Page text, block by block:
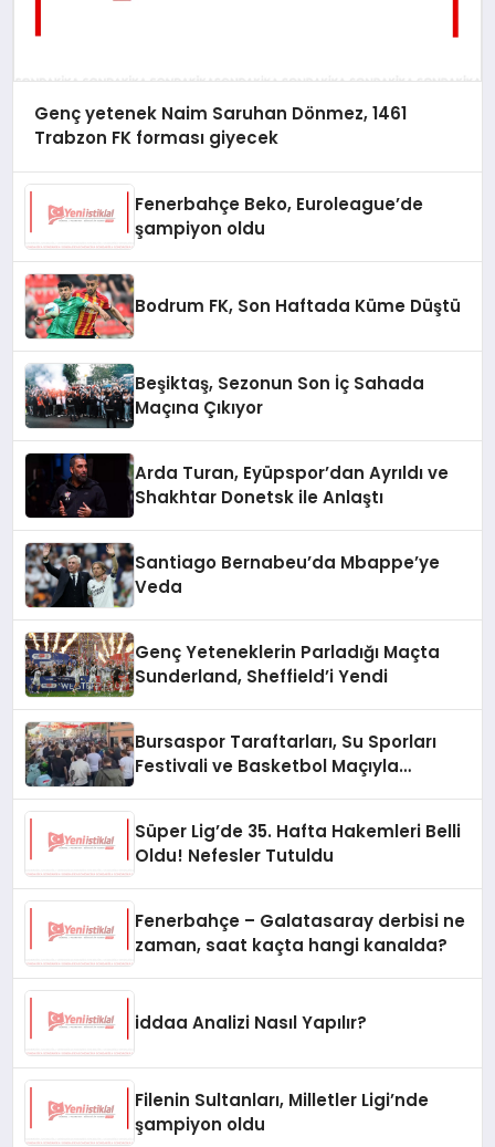
Genç yetenek Naim Saruhan Dönmez, 1461
Trabzon FK forması giyecek
Fenerbahçe Beko, Euroleague’de
şampiyon oldu
Bodrum FK, Son Haftada Küme Düştü
Beşiktaş, Sezonun Son İç Sahada
Maçına Çıkıyor
Arda Turan, Eyüpspor’dan Ayrıldı ve
Shakhtar Donetsk ile Anlaştı
Santiago Bernabeu’da Mbappe’ye
Veda
Genç Yeteneklerin Parladığı Maçta
Sunderland, Sheffield’i Yendi
Bursaspor Taraftarları, Su Sporları
Festivali ve Basketbol Maçıyla
Süper Lig’de 35. Hafta Hakemleri Belli
Oldu! Nefesler Tutuldu
Fenerbahçe – Galatasaray derbisi ne
zaman, saat kaçta hangi kanalda?
iddaa Analizi Nasıl Yapılır?
Filenin Sultanları, Milletler Ligi’nde
şampiyon oldu